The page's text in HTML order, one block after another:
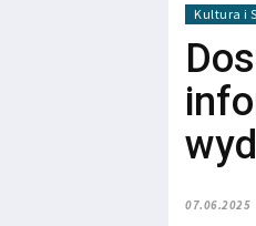
Kultura i
07.06.2025